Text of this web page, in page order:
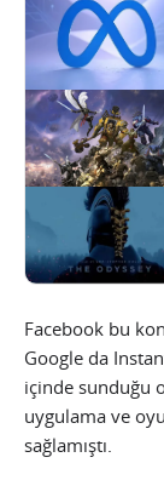
Facebook bu
Google da
içinde sunduğu
uygulama ve
sağlamıştı.